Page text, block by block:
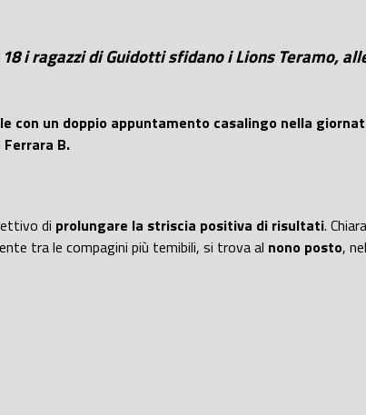
i ragazzi di Guidotti sfidano i Lions Teramo,
con un doppio appuntamento casalingo nella
B.
di prolungare la striscia positiva di risultati.
tra le compagini più temibili, si trova al nono posto,